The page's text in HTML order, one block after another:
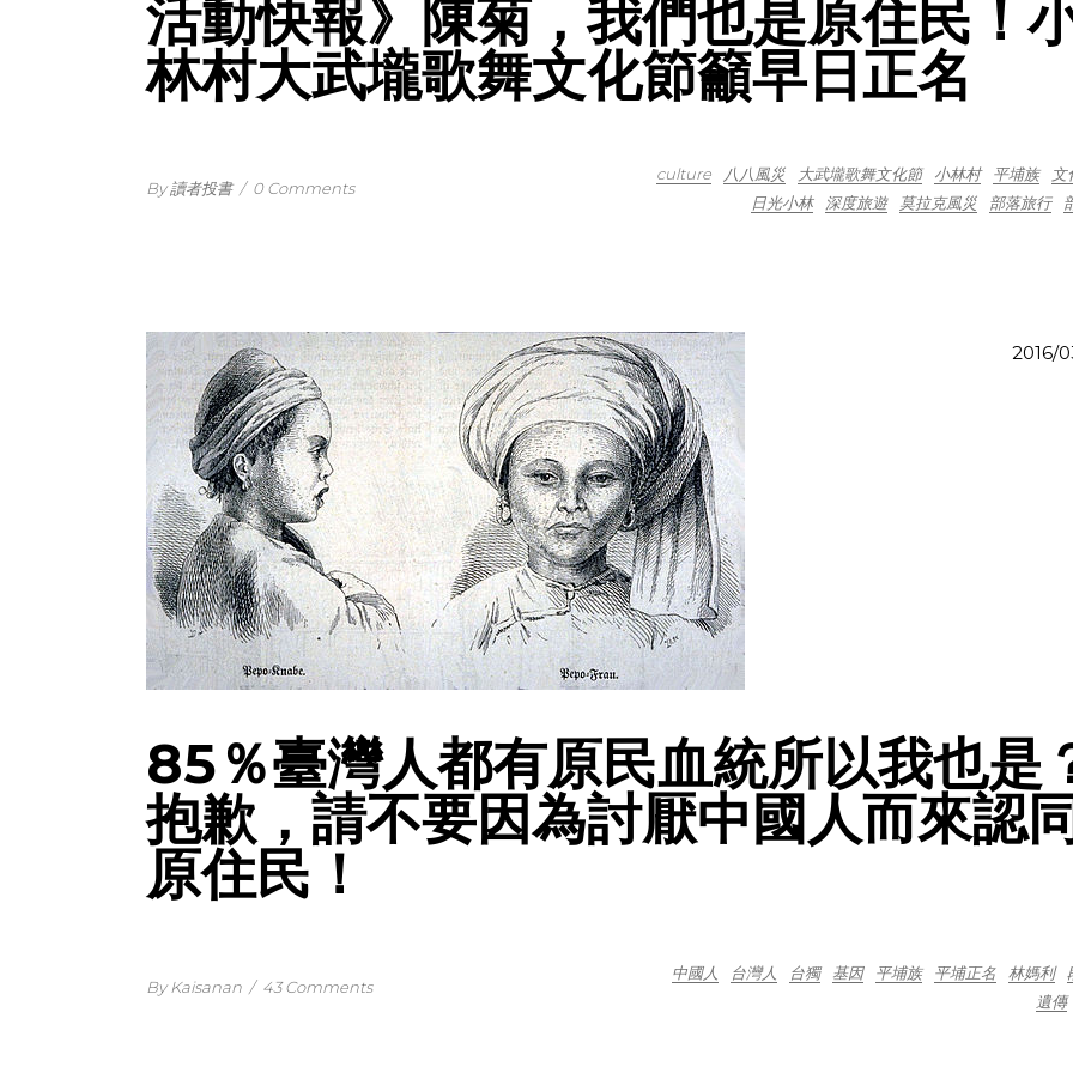
活動快報》陳菊，我們也是原住民！
林村大武壠歌舞文化節籲早日正名
By 讀者投書 / 0 Comments
culture 八八風災 大武壠歌舞文化節 小林村 平埔族
文
日光小林
深度旅遊 莫拉克風災 部落旅行
2016/
85％臺灣人都有原民血統所以我也是
抱歉，請不要因為討厭中國人而來認同
原住民！
By Kaisanan / 43 Comments
中國人 台灣人 台獨 基因 平埔族 平埔正名 林媽利
遺傳